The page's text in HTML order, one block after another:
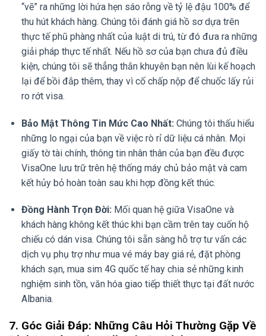
“vẽ” ra những lời hứa hẹn sáo rỗng về tỷ lệ đậu 100% để
thu hút khách hàng. Chúng tôi đánh giá hồ sơ dựa trên
thực tế phũ phàng nhất của luật di trú, từ đó đưa ra những
giải pháp thực tế nhất. Nếu hồ sơ của bạn chưa đủ điều
kiện, chúng tôi sẽ thẳng thắn khuyên bạn nên lùi kế hoạch
lại để bồi đắp thêm, thay vì cố chấp nộp để chuốc lấy rủi
ro rớt visa.
Bảo Mật Thông Tin Mức Cao Nhất: Chúng tôi thấu hiểu
những lo ngại của bạn về việc rò rỉ dữ liệu cá nhân. Mọi
giấy tờ tài chính, thông tin nhân thân của bạn đều được
VisaOne lưu trữ trên hệ thống máy chủ bảo mật và cam
kết hủy bỏ hoàn toàn sau khi hợp đồng kết thúc.
Đồng Hành Trọn Đời: Mối quan hệ giữa VisaOne và
khách hàng không kết thúc khi bạn cầm trên tay cuốn hộ
chiếu có dán visa. Chúng tôi sẵn sàng hỗ trợ tư vấn các
dịch vụ phụ trợ như mua vé máy bay giá rẻ, đặt phòng
khách sạn, mua sim 4G quốc tế hay chia sẻ những kinh
nghiệm sinh tồn, văn hóa giao tiếp thiết thực tại đất nước
Albania.
7. Góc Giải Đáp: Những Câu Hỏi Thường Gặp Về